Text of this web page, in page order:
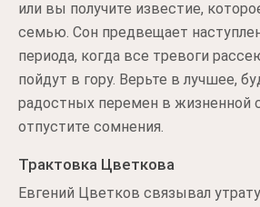
или вы получите известие,
семью. Сон предвещает
периода, когда все тревоги
пойдут в гору. Верьте в лучшее,
радостных перемен в жизненной
отпустите сомнения.
Трактовка Цветкова
Евгений Цветков связывал